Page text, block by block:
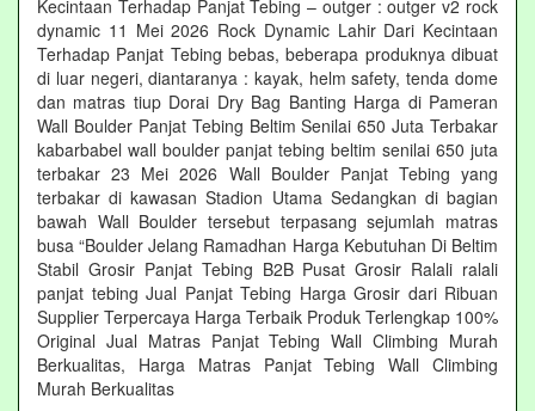
Kecintaan Terhadap Panjat Tebing – outger : outger v2 rock
dynamic 11 Mei 2026 Rock Dynamic Lahir Dari Kecintaan
Terhadap Panjat Tebing bebas, beberapa produknya dibuat
di luar negeri, diantaranya : kayak, helm safety, tenda dome
dan matras tiup Dorai Dry Bag Banting Harga di Pameran
Wall Boulder Panjat Tebing Beltim Senilai 650 Juta Terbakar
kabarbabel wall boulder panjat tebing beltim senilai 650 juta
terbakar 23 Mei 2026 Wall Boulder Panjat Tebing yang
terbakar di kawasan Stadion Utama Sedangkan di bagian
bawah Wall Boulder tersebut terpasang sejumlah matras
busa “Boulder Jelang Ramadhan Harga Kebutuhan Di Beltim
Stabil Grosir Panjat Tebing B2B Pusat Grosir Ralali‎ ralali
panjat tebing‎ Jual Panjat Tebing Harga Grosir dari Ribuan
Supplier Terpercaya Harga Terbaik Produk Terlengkap 100%
Original Jual Matras Panjat Tebing Wall Climbing Murah
Berkualitas, Harga Matras Panjat Tebing Wall Climbing
Murah Berkualitas